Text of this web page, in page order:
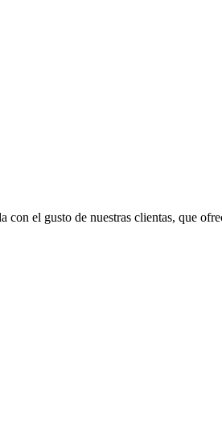
con el gusto de nuestras clientas, que